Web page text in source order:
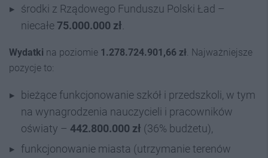
środki z Rządowego Funduszu Polski Ład –
niecałe 75.000.000 zł
Wydatki na poziomie 1.278.724.901,66 zł . Najważniejsze
pozycje to:
bieżące funkcjonowanie szkół i przedszkoli, w tym
na wynagrodzenia nauczycieli i pracowników
oświaty – 442.800.000 zł (36% budżetu),
funkcjonowanie miasta (utrzymanie terenów